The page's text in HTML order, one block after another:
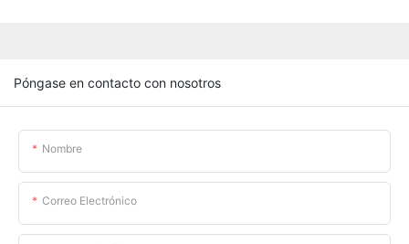
Póngase en contacto con nosotros
Nombre
Correo Electrónico